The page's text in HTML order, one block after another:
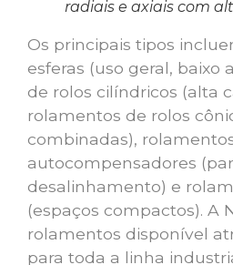
radiais e axiais com
Os principais tipos
esferas (uso geral, baixo
de rolos cilíndricos (alta
rolamentos de rolos
combinadas),
autocompensadores
desalinhamento) e
(espaços compactos). A
rolamentos disponível
para toda a linha